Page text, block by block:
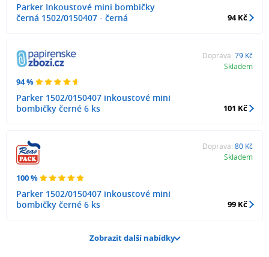
Parker Inkoustové mini bombičky
černá 1502/0150407 - černá
94 Kč
94 %
Parker 1502/0150407 inkoustové mini
bombičky černé 6 ks
Doprava: 79 Kč
Skladem
101 Kč
100 %
Parker 1502/0150407 inkoustové mini
bombičky černé 6 ks
Doprava: 80 Kč
Skladem
99 Kč
Zobrazit další nabídky